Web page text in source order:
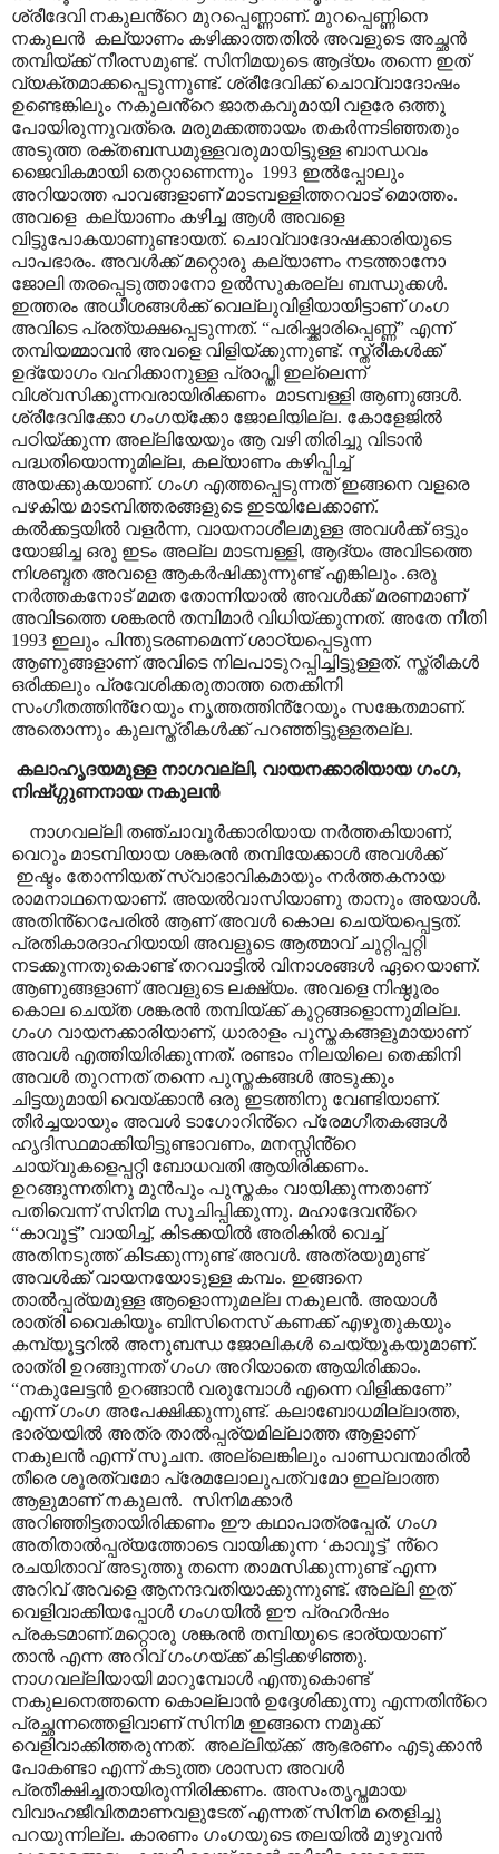
ശ്രീദേവി നകുലൻ്റെ മുറപ്പെണ്ണാണ്. മുറപ്പെണ്ണിനെ
നകുലൻ കല്യാണം കഴിക്കാത്തതിൽ അവളുടെ അച്ഛൻ
തമ്പിയ്ക്ക് നീരസമുണ്ട്. സിനിമയുടെ ആദ്യം തന്നെ ഇത്
വ്യക്തമാക്കപ്പെടുന്നുണ്ട്. ശ്രീദേവിക്ക് ചൊവ്വാദോഷം
ഉണ്ടെങ്കിലും നകുലൻ്റെ ജാതകവുമായി വളരേ ഒത്തു
പോയിരുന്നുവത്രെ. മരുമക്കത്തായം തകർന്നടിഞ്ഞതും
അടുത്ത രക്തബന്ധമുള്ളവരുമായിട്ടുള്ള ബാന്ധവം
ജൈവികമായി തെറ്റാണെന്നും 1993 ഇൽപ്പോലും
അറിയാത്ത പാവങ്ങളാണ് മാടമ്പള്ളിത്തറവാട് മൊത്തം.
അവളെ കല്യാണം കഴിച്ച ആൾ അവളെ
വിട്ടുപോകയാണുണ്ടായത്. ചൊവ്വാദോഷക്കാരിയുടെ
പാപഭാരം. അവൾക്ക് മറ്റൊരു കല്യാണം നടത്താനോ
ജോലി തരപ്പെടുത്താനോ ഉൽസുകരല്ല ബന്ധുക്കൾ.
ഇത്തരം അധീശങ്ങൾക്ക് വെല്ലുവിളിയായിട്ടാണ് ഗംഗ
അവിടെ പ്രത്യക്ഷപ്പെടുന്നത്. “പരിഷ്ക്കാരിപ്പെണ്ണ്” എന്ന്
തമ്പിയമ്മാവൻ അവളെ വിളിയ്ക്കുന്നുണ്ട്. സ്ത്രീകൾക്ക്
ഉദ്യോഗം വഹിക്കാനുള്ള പ്രാപ്തി ഇല്ലെന്ന്
വിശ്വസിക്കുന്നവരായിരിക്കണം മാടമ്പള്ളി ആണുങ്ങൾ.
ശ്രീദേവിക്കോ ഗംഗയ്ക്കോ ജോലിയില്ല. കോളേജിൽ
പഠിയ്ക്കുന്ന അല്ലിയേയും ആ വഴി തിരിച്ചു വിടാൻ
പദ്ധതിയൊന്നുമില്ല, കല്യാണം കഴിപ്പിച്ച്
അയക്കുകയാണ്. ഗംഗ എത്തപ്പെടുന്നത് ഇങ്ങനെ വളരെ
പഴകിയ മാടമ്പിത്തരങ്ങളുടെ ഇടയിലേക്കാണ്.
കൽക്കട്ടയിൽ വളർന്ന, വായനാശീലമുള്ള അവൾക്ക് ഒട്ടും
യോജിച്ച ഒരു ഇടം അല്ല മാടമ്പള്ളി, ആദ്യം അവിടത്തെ
നിശബ്ദത അവളെ ആകർഷിക്കുന്നുണ്ട് എങ്കിലും .ഒരു
നർത്തകനോട് മമത തോന്നിയാൽ അവൾക്ക് മരണമാണ്
അവിടത്തെ ശങ്കരൻ തമ്പിമാർ വിധിയ്ക്കുന്നത്. അതേ നീതി
1993 ഇലും പിന്തുടരണമെന്ന് ശാഠ്യപ്പെടുന്ന
ആണുങ്ങളാണ് അവിടെ നിലപാടുറപ്പിച്ചിട്ടുള്ളത്. സ്ത്രീകൾ
ഒരിക്കലും പ്രവേശിക്കരുതാത്ത തെക്കിനി
സംഗീതത്തിൻ്റേയും നൃത്തത്തിൻ്റേയും സങ്കേതമാണ്.
അതൊന്നും കുലസ്ത്രീകൾക്ക് പറഞ്ഞിട്ടുള്ളതല്ല.
കലാഹൃദയമുള്ള നാഗവല്ലി, വായനക്കാരിയായ ഗംഗ,
നിഷ്ഗ്ഗുണനായ നകുലൻ
നാഗവല്ലി തഞ്ചാവൂർക്കാരിയായ നർത്തകിയാണ്,
വെറും മാടമ്പിയായ ശങ്കരൻ തമ്പിയേക്കാൾ അവൾക്ക്
ഇഷ്ടം തോന്നിയത് സ്വാഭാവികമായും നർത്തകനായ
രാമനാഥനെയാണ്. അയൽവാസിയാണു താനും അയാൾ.
അതിൻ്റെപേരിൽ ആണ് അവൾ കൊല ചെയ്യപ്പെട്ടത്.
പ്രതികാരദാഹിയായി അവളുടെ ആത്മാവ് ചുറ്റിപ്പറ്റി
നടക്കുന്നതുകൊണ്ട് തറവാട്ടിൽ വിനാശങ്ങൾ ഏറെയാണ്.
ആണുങ്ങളാണ് അവളുടെ ലക്ഷ്യം. അവളെ നിഷ്ഠൂരം
കൊല ചെയ്ത ശങ്കരൻ തമ്പിയ്ക്ക് കുറ്റങ്ങളൊന്നുമില്ല.
ഗംഗ വായനക്കാരിയാണ്, ധാരാളം പുസ്തകങ്ങളുമായാണ്
അവൾ എത്തിയിരിക്കുന്നത്. രണ്ടാം നിലയിലെ തെക്കിനി
അവൾ തുറന്നത് തന്നെ പുസ്തകങ്ങൾ അടുക്കും
ചിട്ടയുമായി വെയ്ക്കാൻ ഒരു ഇടത്തിനു വേണ്ടിയാണ്.
തീർച്ചയായും അവൾ ടാഗോറിൻ്റെ പ്രേമഗീതകങ്ങൾ
ഹൃദിസ്ഥമാക്കിയിട്ടുണ്ടാവണം, മനസ്സിൻ്റെ
ചായ്വുകളെപ്പറ്റി ബോധവതി ആയിരിക്കണം.
ഉറങ്ങുന്നതിനു മുൻപും പുസ്തകം വായിക്കുന്നതാണ്
പതിവെന്ന് സിനിമ സൂചിപ്പിക്കുന്നു. മഹാദേവൻ്റെ
“കാവൂട്ട്” വായിച്ച്, കിടക്കയിൽ അരികിൽ വെച്ച്
അതിനടുത്ത് കിടക്കുന്നുണ്ട് അവൾ. അത്രയുമുണ്ട്
അവൾക്ക് വായനയോടുള്ള കമ്പം. ഇങ്ങനെ
താൽപ്പര്യമുള്ള ആളൊന്നുമല്ല നകുലൻ. അയാൾ
രാത്രി വൈകിയും ബിസിനെസ് കണക്ക് എഴുതുകയും
കമ്പ്യൂട്ടറിൽ അനുബന്ധ ജോലികൾ ചെയ്യുകയുമാണ്.
രാത്രി ഉറങ്ങുന്നത് ഗംഗ അറിയാതെ ആയിരിക്കാം.
“നകുലേട്ടൻ ഉറങ്ങാൻ വരുമ്പോൾ എന്നെ വിളിക്കണേ”
എന്ന് ഗംഗ അപേക്ഷിക്കുന്നുണ്ട്. കലാബോധമില്ലാത്ത,
ഭാര്യയിൽ അത്ര താൽപ്പര്യമില്ലാത്ത ആളാണ്
നകുലൻ എന്ന് സൂചന. അല്ലെങ്കിലും പാണ്ഡവന്മാരിൽ
തീരെ ശൂരത്വമോ പ്രേമലോലുപത്വമോ ഇല്ലാത്ത
ആളുമാണ് നകുലൻ. സിനിമക്കാർ
അറിഞ്ഞിട്ടതായിരിക്കണം ഈ കഥാപാത്രപ്പേര്. ഗംഗ
അതിതാൽപ്പര്യത്തോടെ വായിക്കുന്ന ‘കാവൂട്ട്’ ൻ്റെ
രചയിതാവ് അടുത്തു തന്നെ താമസിക്കുന്നുണ്ട് എന്ന
അറിവ് അവളെ ആനന്ദവതിയാക്കുന്നുണ്ട്. അല്ലി ഇത്
വെളിവാക്കിയപ്പോൾ ഗംഗയിൽ ഈ പ്രഹർഷം
പ്രകടമാണ്.മറ്റൊരു ശങ്കരൻ തമ്പിയുടെ ഭാര്യയാണ്
താൻ എന്ന അറിവ് ഗംഗയ്ക്ക് കിട്ടിക്കഴിഞ്ഞു.
നാഗവല്ലിയായി മാറുമ്പോൾ എന്തുകൊണ്ട്
നകുലനെത്തന്നെ കൊല്ലാൻ ഉദ്ദേശിക്കുന്നു എന്നതിൻ്റെ
പ്രച്ഛന്നത്തെളിവാണ് സിനിമ ഇങ്ങനെ നമുക്ക്
വെളിവാക്കിത്തരുന്നത്. അല്ലിയ്ക്ക് ആഭരണം എടുക്കാൻ
പോകണ്ടാ എന്ന് കടുത്ത ശാസന അവൾ
പ്രതീക്ഷിച്ചതായിരുന്നിരിക്കണം. അസംതൃപ്തമായ
വിവാഹജീവിതമാണവളുടേത് എന്നത് സിനിമ തെളിച്ചു
പറയുന്നില്ല. കാരണം ഗംഗയുടെ തലയിൽ മുഴുവൻ